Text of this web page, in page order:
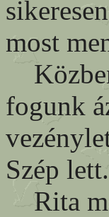
most
fogunk
Szép lett.
Rita